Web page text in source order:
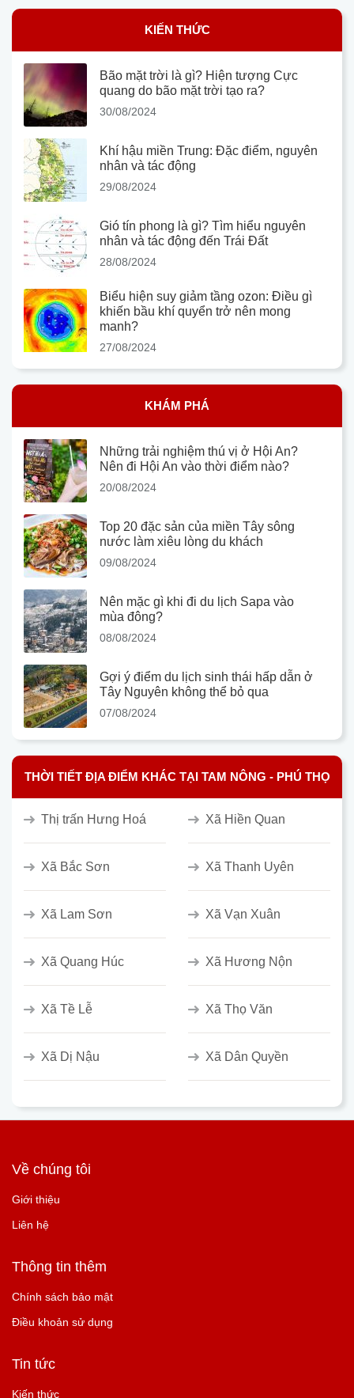
KIẾN THỨC
Bão mặt trời là gì? Hiện tượng Cực
quang do bão mặt trời tạo ra?
30/08/2024
Khí hậu miền Trung: Đặc điểm, nguyên
nhân và tác động
29/08/2024
Gió tín phong là gì? Tìm hiểu nguyên
nhân và tác động đến Trái Đất
28/08/2024
Biểu hiện suy giảm tầng ozon: Điều gì
khiến bầu khí quyển trở nên mong
manh?
27/08/2024
KHÁM PHÁ
Những trải nghiệm thú vị ở Hội An?
Nên đi Hội An vào thời điểm nào?
20/08/2024
Top 20 đặc sản của miền Tây sông
nước làm xiêu lòng du khách
09/08/2024
Nên mặc gì khi đi du lịch Sapa vào
mùa đông?
08/08/2024
Gợi ý điểm du lịch sinh thái hấp dẫn ở
Tây Nguyên không thể bỏ qua
07/08/2024
THỜI TIẾT ĐỊA ĐIỂM KHÁC TẠI TAM NÔNG - PHÚ THỌ
Thị trấn Hưng Hoá Xã Hiền Quan
Xã Bắc Sơn Xã Thanh Uyên
Xã Lam Sơn Xã Vạn Xuân
Xã Quang Húc Xã Hương Nộn
Xã Tề Lễ Xã Thọ Văn
Xã Dị Nậu Xã Dân Quyền
Về chúng tôi
Giới thiệu
Liên hệ
Thông tin thêm
Chính sách bảo mật
Điều khoản sử dụng
Tin tức
Kiến thức